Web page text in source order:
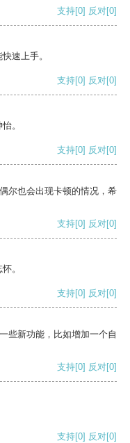
支持[0] 反对[0]
速上手。
支持[0] 反对[0]
。
支持[0] 反对[0]
尔也会出现卡顿的情况，希
支持[0] 反对[0]
。
支持[0] 反对[0]
些新功能，比如增加一个自
支持[0] 反对[0]
支持[0] 反对[0]